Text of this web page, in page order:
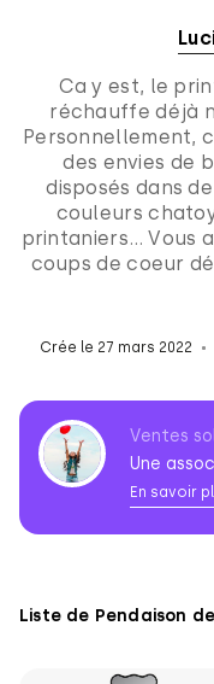
Ca y est, le
réchauffe déjà
Personnellement,
des envies de
disposés dans
couleurs
printaniers… Vous
coups de coeur
Crée le 27 mars 2022
Association
pour
Ventes
Une
En savoir
Liste de Pendaison